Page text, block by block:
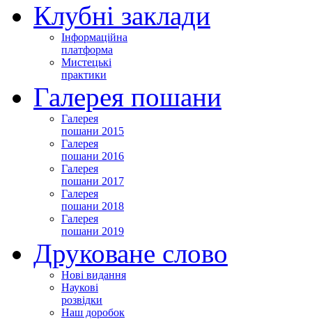
Клубні заклади
Інформаційна
платформа
Мистецькі
практики
Галерея пошани
Галерея
пошани 2015
Галерея
пошани 2016
Галерея
пошани 2017
Галерея
пошани 2018
Галерея
пошани 2019
Друковане слово
Нові видання
Наукові
розвідки
Наш доробок